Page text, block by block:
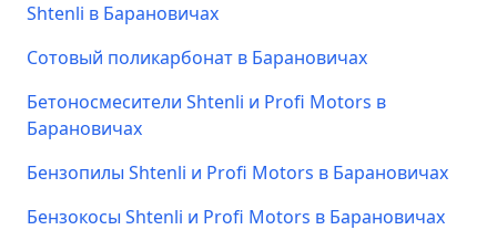
Shtenli в Барановичах
Сотовый поликарбонат в Барановичах
Бетоносмесители Shtenli и Profi Motors в
Барановичах
Бензопилы Shtenli и Profi Motors в Барановичах
Бензокосы Shtenli и Profi Motors в Барановичах